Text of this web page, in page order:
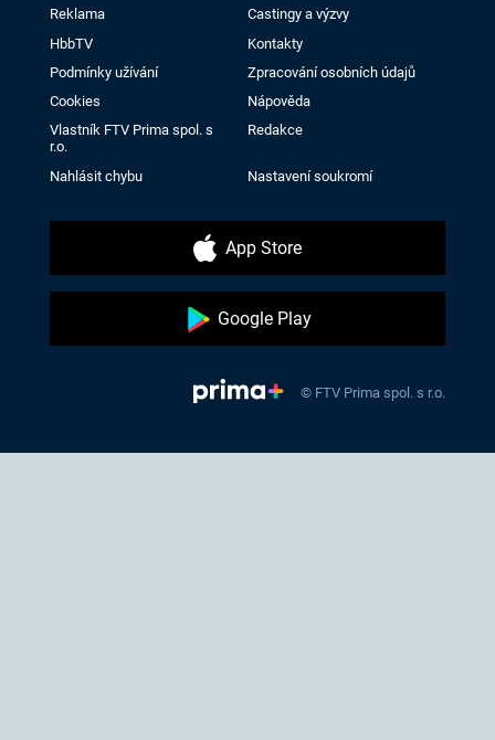
Reklama
Castingy a výzvy
HbbTV
Kontakty
Podmínky užívání
Zpracování osobních údajů
Cookies
Nápověda
Vlastník FTV Prima spol. s
r.o.
Redakce
Nahlásit chybu Nastavení soukromí
App Store
Google Play
© FTV Prima spol. s r.o.